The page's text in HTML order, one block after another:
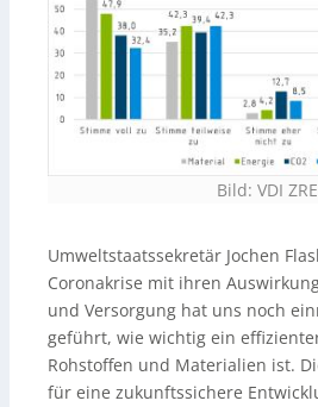
Bild: VDI ZRE
Umweltstaatssekretär Jochen
Coronakrise mit ihren
und Versorgung hat uns noch
geführt, wie wichtig ein
Rohstoffen und Materialien ist.
für eine zukunftssichere